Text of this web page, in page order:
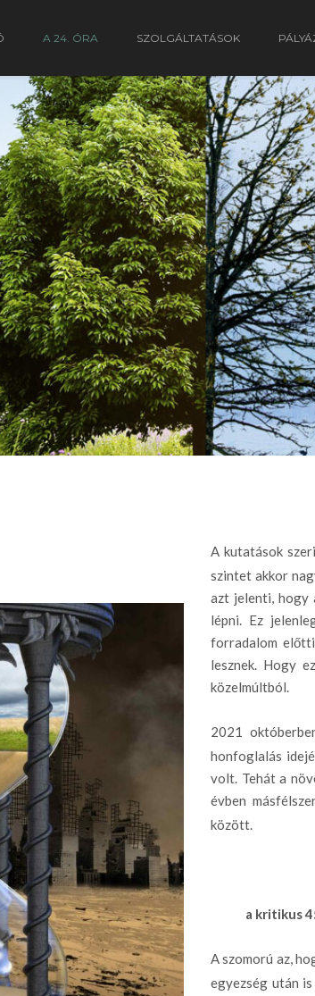
A 24. ÓRA SZOLGÁLTATÁSOK
A kutatások
szintet akkor
azt jelenti, hogy
lépni. Ez
forradalom
lesznek. Hogy
közelmúltból.
2021
honfoglalás
volt. Tehát a
évben
között.
a kritikus
A szomorú az,
egyezség után is